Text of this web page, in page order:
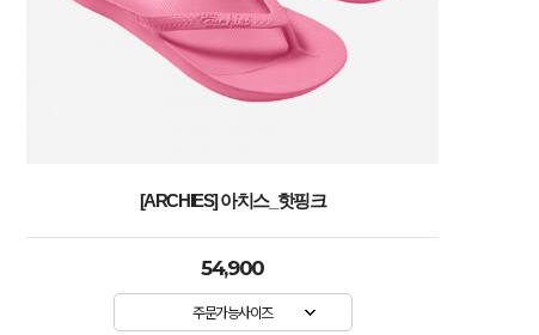
[ARCHIES] 아치스_핫핑크
54,900
주문가능사이즈